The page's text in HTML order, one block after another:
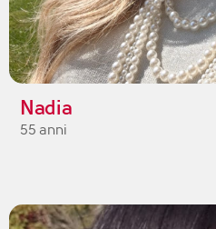
Nadia
55 anni